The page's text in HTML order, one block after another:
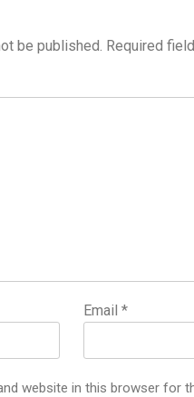
be published. Required
Email*
website in this browser for